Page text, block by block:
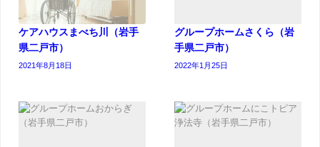
ケアハウスまべち川（岩手
県二戸市）
2021年8月18日
グループホームさくら（岩
手県二戸市）
2022年1月25日